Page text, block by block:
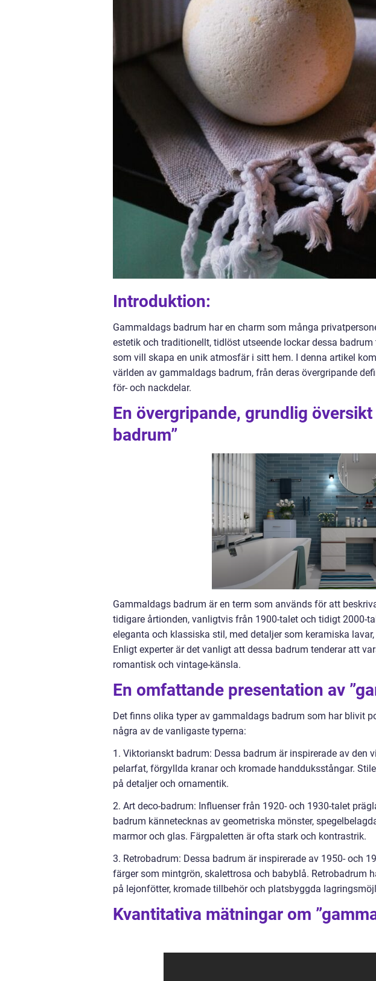
Introduktion:
Gammaldags badrum har en charm som många
estetik och traditionellt, tidlöst utseende lockar dessa
som vill skapa en unik atmosfär i sitt hem. I denna artikel
världen av gammaldags badrum, från deras övergripande
för- och nackdelar.
En övergripande, grundlig
badrum”
Gammaldags badrum är en term som används för att
tidigare årtionden, vanligtvis från 1900-talet och tidigt 2000-
eleganta och klassiska stil, med detaljer som keramiska
Enligt experter är det vanligt att dessa badrum tenderar att
romantisk och vintage-känsla.
En omfattande presentation av
Det finns olika typer av gammaldags badrum som har blivit
några av de vanligaste typerna:
1. Viktorianskt badrum: Dessa badrum är inspirerade av den
pelarfat, förgyllda kranar och kromade handduksstångar.
på detaljer och ornamentik.
2. Art deco-badrum: Influenser från 1920- och 1930-talet
badrum kännetecknas av geometriska mönster,
marmor och glas. Färgpaletten är ofta stark och kontrastrik.
3. Retrobadrum: Dessa badrum är inspirerade av 1950- och
färger som mintgrön, skalettrosa och babyblå. Retrobadrum
på lejonfötter, kromade tillbehör och platsbyggda
Kvantitativa mätningar om